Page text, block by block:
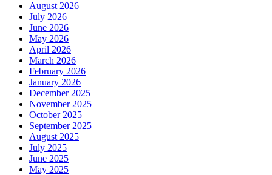
August 2026
July 2026
June 2026
May 2026
April 2026
March 2026
February 2026
January 2026
December 2025
November 2025
October 2025
September 2025
August 2025
July 2025
June 2025
May 2025